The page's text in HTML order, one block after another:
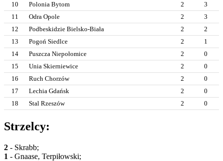
10
Polonia Bytom 2
3
11
Odra Opole 2
3
12
Podbeskidzie Bielsko-Biała 2
2
13
Pogoń Siedlce 2
1
14
Puszcza Niepołomice 2
0
15
Unia Skierniewice 2
0
16
Ruch Chorzów 2
0
17
Lechia Gdańsk 2
0
18
Stal Rzeszów 2 0
Strzelcy:
2 - Skrabb;
1 - Gnaase, Terpiłowski;